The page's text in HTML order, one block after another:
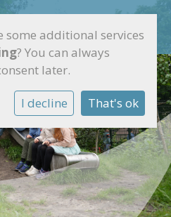
some additional services
? You can always
later.
I decline That's ok